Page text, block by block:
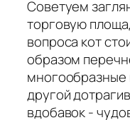
Советуем
торговую
вопроса кот
образом
многообразные
другой
вдобавок -